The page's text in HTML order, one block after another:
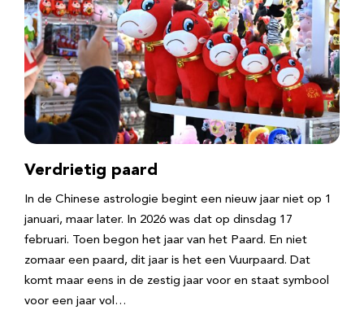
Verdrietig paard
In de Chinese astrologie begint een nieuw jaar niet op 1
januari, maar later. In 2026 was dat op dinsdag 17
februari. Toen begon het jaar van het Paard. En niet
zomaar een paard, dit jaar is het een Vuurpaard. Dat
komt maar eens in de zestig jaar voor en staat symbool
voor een jaar vol…